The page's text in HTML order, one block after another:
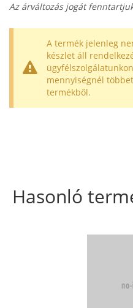
Az árváltozás jogát
A termék jelenleg
készlet áll
mennyiségnél
termékből.
Hasonló